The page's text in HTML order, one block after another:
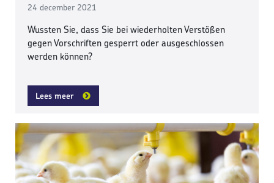
24 december 2021
Wussten Sie, dass Sie bei wiederholten Verstößen
gegen Vorschriften gesperrt oder ausgeschlossen
werden können?
Lees meer